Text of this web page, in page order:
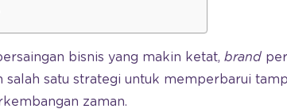
bisnis yang makin ketat, brand
salah satu strategi untuk memperbarui
zaman.